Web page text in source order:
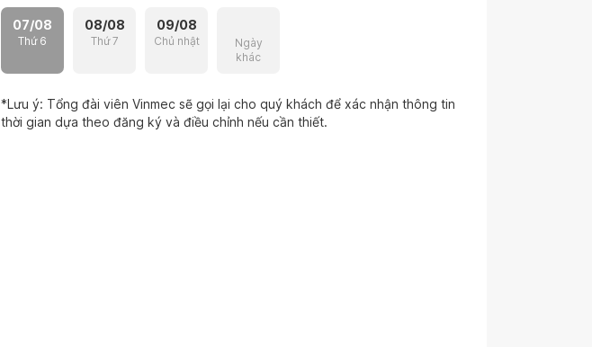
07/08
Thứ 6
08/08
Thứ 7
09/08
Chủ nhật
Ngày
khác
*Lưu ý: Tổng đài viên Vinmec sẽ gọi lại cho quý khách để xác nhận thông tin
thời gian dựa theo đăng ký và điều chỉnh nếu cần thiết.